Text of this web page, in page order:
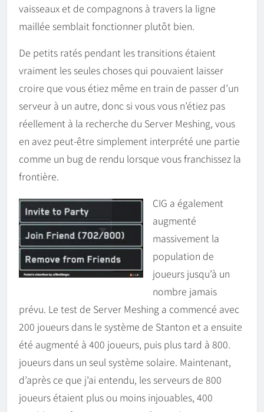
vaisseaux et de compagnons à travers la ligne
maillée semblait fonctionner plutôt bien.
De petits ratés pendant les transitions étaient
vraiment les seules choses qui pouvaient laisser
croire que vous étiez même en train de passer d’un
serveur à un autre, donc si vous vous n’étiez pas
réellement à la recherche du Server Meshing, vous
en avez peut-être simplement interprété une partie
comme un bug de rendu lorsque vous franchissez la
frontière.
CIG a également
augmenté
massivement la
population de
joueurs jusqu’à un
nombre jamais
prévu. Le test de Server Meshing a commencé avec
200 joueurs dans le système de Stanton et a ensuite
été augmenté à 400 joueurs, puis plus tard à 800.
joueurs dans un seul système solaire. Maintenant,
d’après ce que j’ai entendu, les serveurs de 800
joueurs étaient plus ou moins injouables, 400